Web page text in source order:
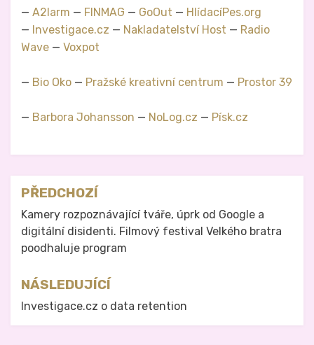
— A2larm — FINMAG — GoOut — HlídacíPes.org
— Investigace.cz — Nakladatelství Host — Radio
Wave — Voxpot
— Bio Oko — Pražské kreativní centrum — Prostor 39
— Barbora Johansson — NoLog.cz — Písk.cz
Navigace
pro
příspěvek
PŘEDCHOZÍ
Kamery rozpoznávající tváře, úprk od Google a
digitální disidenti. Filmový festival Velkého bratra
poodhaluje program
NÁSLEDUJÍCÍ
Investigace.cz o data retention